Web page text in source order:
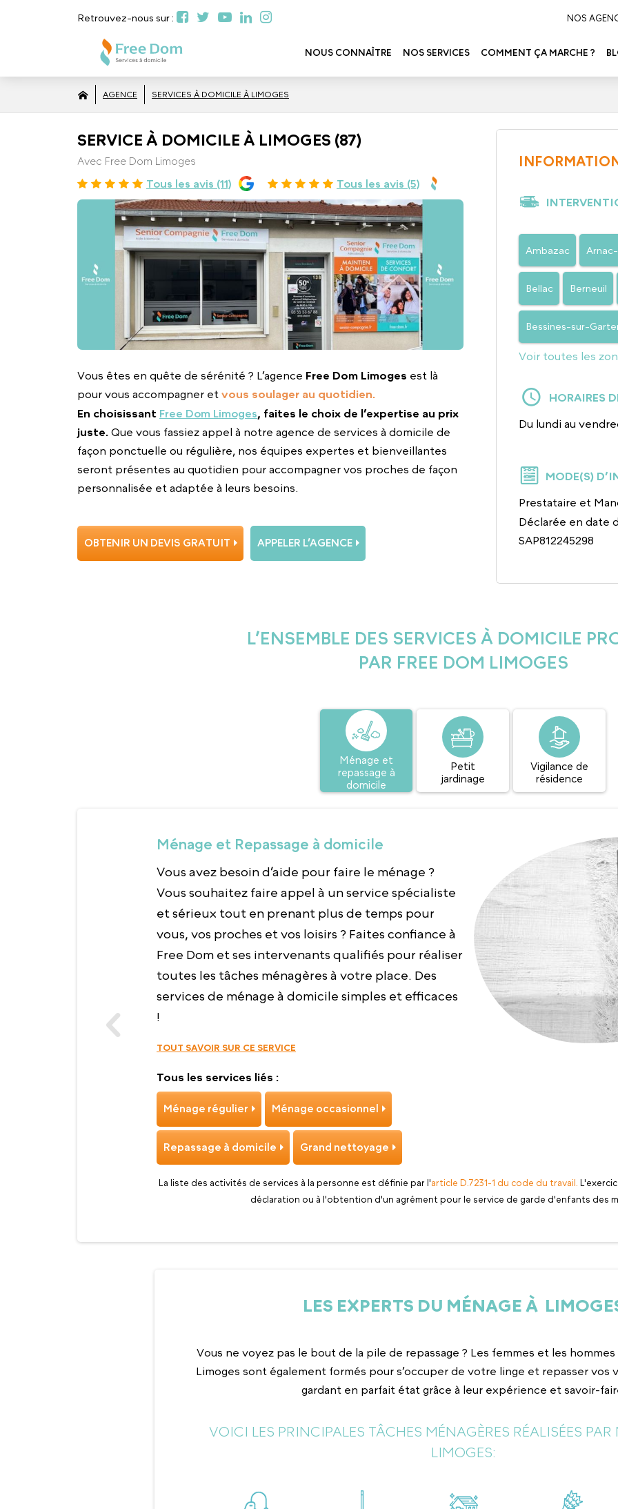
Retrouvez-nous sur : NOS
NOUS CONNAÎTRE NOS SERVICES COMMENT ÇA MARCHE ?
AGENCE SERVICES À DOMICILE À LIMOGES
SERVICE À DOMICILE À LIMOGES (87)
Avec Free Dom Limoges
Tous les avis (11) Tous les avis (5)
Vous êtes en quête de sérénité ? L’agence Free Dom Limoges est là
pour vous accompagner et vous soulager au quotidien.
En choisissant Free Dom Limoges, faites le choix de l’expertise au prix
juste. Que vous fassiez appel à notre agence de services à domicile de
façon ponctuelle ou régulière, nos équipes expertes et bienveillantes
seront présentes au quotidien pour accompagner vos proches de façon
personnalisée et adaptée à leurs besoins.
OBTENIR UN DEVIS GRATUIT APPELER L’AGENCE
Ambazac
Bellac Berneuil
Bessines-sur-
Voir toutes les
HORAIRES
Du lundi au
MODE(S)
Prestataire et
Déclarée en date
SAP812245298
L’ENSEMBLE DES SERVICES À DOMICILE
PAR FREE DOM LIMOGES
Ménage et
repassage à
domicile
Petit
jardinage
Vigilance de
résidence
Ménage et Repassage à domicile
Vous avez besoin d’aide pour faire le ménage ?
Vous souhaitez faire appel à un service spécialiste
et sérieux tout en prenant plus de temps pour
vous, vos proches et vos loisirs ? Faites confiance à
Free Dom et ses intervenants qualifiés pour réaliser
toutes les tâches ménagères à votre place. Des
services de ménage à domicile simples et efficaces
!
TOUT SAVOIR SUR CE SERVICE
Tous les services liés :
Ménage régulier Ménage occasionnel
Repassage à domicile Grand nettoyage
La liste des activités de services à la personne est définie par l'article D.7231-1 du code du travail.
déclaration ou à l'obtention d'un agrément pour le service de garde d'enfants des
LES EXPERTS DU MÉNAGE À
Vous ne voyez pas le bout de la pile de repassage ? Les femmes et les
Limoges sont également formés pour s’occuper de votre linge et repasser vos
gardant en parfait état grâce à leur expérience et savoir-
VOICI LES PRINCIPALES TÂCHES MÉNAGÈRES RÉALISÉES PAR
LIMOGES: